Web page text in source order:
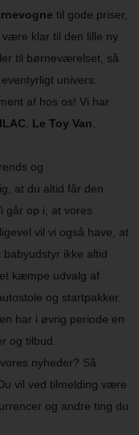
til gode priser,
klar til den lille ny
til børneværelset, så
univers.
af hos os! Vi har
Le Toy Van
og
at du altid får den
går op i, at vores
vil vi også have, at
ikke altid
kæmpe udvalg af
og startpakker.
har i øvrig periode en
og tilbud.
nyheder? Så
vil ved tilmelding være
og andre ting du